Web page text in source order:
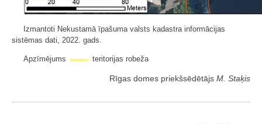
Izmantoti Nekustamā īpašuma valsts kadastra informācijas
sistēmas dati, 2022. gads.
Apzīmējums teritorijas robeža
Rīgas domes priekšsēdētājs M. Staķis